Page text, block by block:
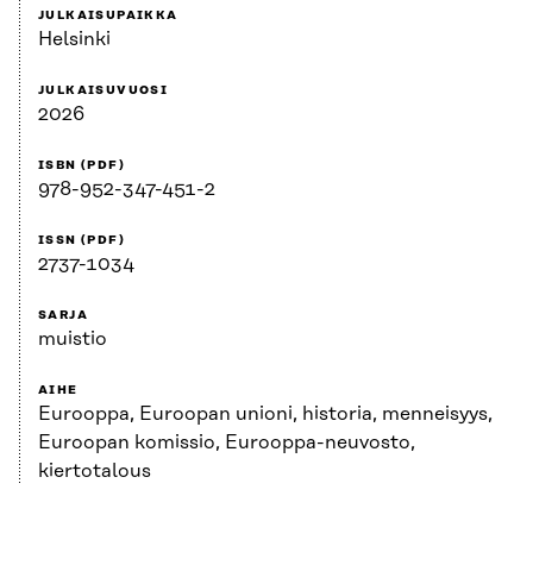
JULKAISUPAIKKA
Helsinki
JULKAISUVUOSI
2026
ISBN (PDF)
978-952-347-451-2
ISSN (PDF)
2737-1034
SARJA
muistio
AIHE
Eurooppa, Euroopan unioni, historia, menneisyys,
Euroopan komissio, Eurooppa-neuvosto,
kiertotalous